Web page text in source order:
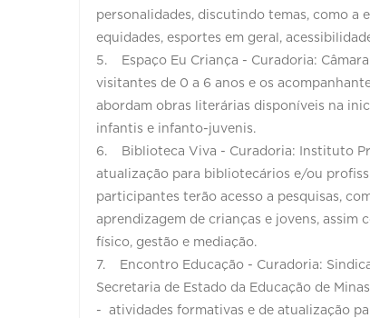
personalidades, discutindo temas, como a
equidades, esportes em geral,
5. Espaço Eu Criança - Curadoria:
visitantes de 0 a 6 anos e os
abordam obras literárias disponíveis na
infantis e infanto-juvenis.
6. Biblioteca Viva - Curadoria: Instituto
atualização para bibliotecários e/ou
participantes terão acesso a pesquisas,
aprendizagem de crianças e jovens, assim
físico, gestão e mediação.
7. Encontro Educação - Curadoria:
Secretaria de Estado da Educação de
- atividades formativas e de atualização